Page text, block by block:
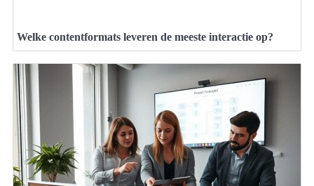
Welke contentformats leveren de meeste interactie op?